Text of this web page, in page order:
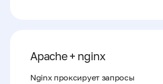
Apache + nginx
Nginx проксирует запросы